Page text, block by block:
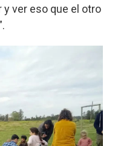
y ver eso que el otro